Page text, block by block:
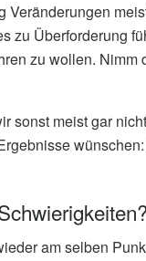
Veränderungen
zu Überforderung
zu wollen. Nimm
sonst meist gar
am selben